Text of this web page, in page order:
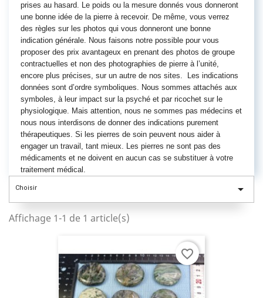
prises au hasard. Le poids ou la mesure donnés vous donneront
une bonne idée de la pierre à recevoir. De même, vous verrez
des règles sur les photos qui vous donneront une bonne
indication générale. Nous faisons notre possible pour vous
proposer des prix avantageux en prenant des photos de groupe
contractuelles et non des photographies de pierre à l’unité,
encore plus précises, sur un autre de nos sites. Les indications
données sont d’ordre symboliques. Nous sommes attachés aux
symboles, à leur impact sur la psyché et par ricochet sur le
physiologique. Mais attention, nous ne sommes pas médecins et
nous nous interdisons de donner des indications purement
thérapeutiques. Si les pierres de soin peuvent nous aider à
engager un travail, tant mieux. Les pierres ne sont pas des
médicaments et ne doivent en aucun cas se substituer à votre
traitement médical.
Choisir 
Affichage 1-1 de 1 article(s)
favorite_border